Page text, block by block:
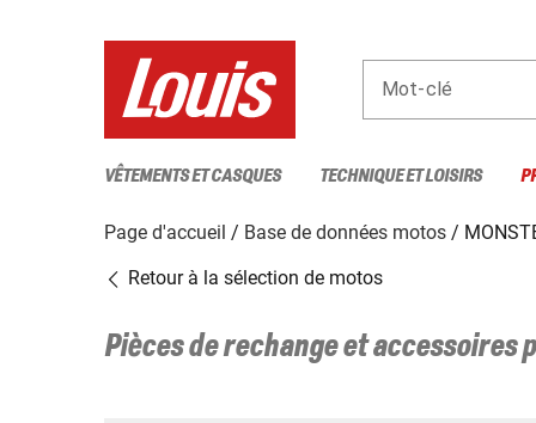
Mot-clé
VÊTEMENTS ET CASQUES TECHNIQUE ET LOISIRS
Page d'accueil Base de données motos
Retour à la sélection de motos
Pièces de rechange et accessoires